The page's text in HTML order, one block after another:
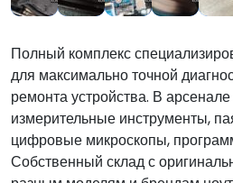
Полный комплекс
для максимально точной
ремонта устройства. В
измерительные инструменты,
цифровые микроскопы,
Собственный склад с